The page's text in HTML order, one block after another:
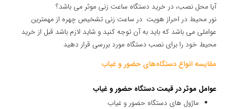
آیا محل نصب، در خرید دستگاه ساعت زنی موثر می باشد؟
نور محیط در احراز هویت در ساعت زنی تشخیص چهره از مهمترین
عواملی می باشد که باید به آن توجه کنید و شاید لازم باشد قبل از خرید
محیط خود را برای نصب دستگاه مورد بررسی قرار دهید
مقایسه انواع دستگاه‌های حضور و غیاب
عوامل موثر در قیمت دستگاه حضور و غیاب
ماژول های دستگاه حضور و غیاب